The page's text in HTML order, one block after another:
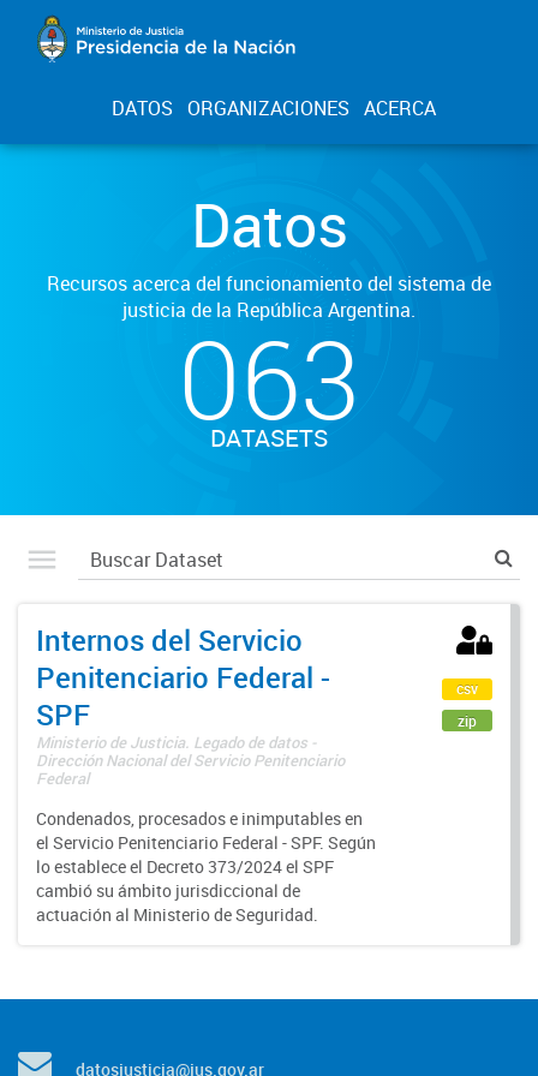
DATOS ORGANIZACIONES ACERCA
Datos
Recursos acerca del funcionamiento del sistema de
justicia de la República Argentina.
063
DATASETS
Internos del Servicio
Penitenciario Federal -
SPF
Ministerio de Justicia. Legado de datos -
Dirección Nacional del Servicio Penitenciario
Federal
Condenados, procesados e inimputables en
el Servicio Penitenciario Federal - SPF. Según
lo establece el Decreto 373/2024 el SPF
cambió su ámbito jurisdiccional de
actuación al Ministerio de Seguridad.
csv
zip
datosjusticia@jus.gov.ar